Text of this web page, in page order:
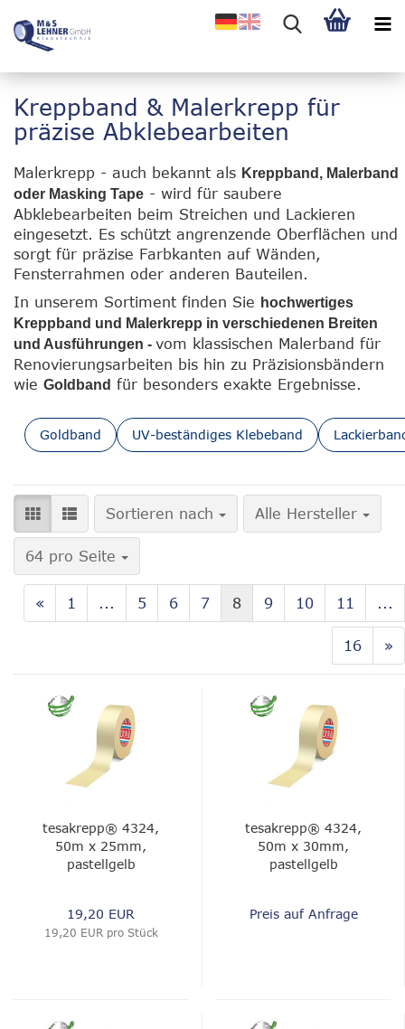
Kreppband & Malerkrepp für
präzise Abklebearbeiten
Malerkrepp - auch bekannt als Kreppband, Malerband
oder Masking Tape - wird für saubere
Abklebearbeiten beim Streichen und Lackieren
eingesetzt. Es schützt angrenzende Oberflächen und
sorgt für präzise Farbkanten auf Wänden,
Fensterrahmen oder anderen Bauteilen.
In unserem Sortiment finden Sie hochwertiges
Kreppband und Malerkrepp in verschiedenen Breiten
und Ausführungen - vom klassischen Malerband für
Renovierungsarbeiten bis hin zu Präzisionsbändern
wie Goldband für besonders exakte Ergebnisse.
Goldband UV-beständiges Klebeband
Sortieren nach
Sortieren nach Alle Hersteller
64 pro Seite
pro Seite
« 1 ... 5 6 7 8 9 10 11 ...
16 »
tesakrepp® 4324,
50m x 25mm,
pastellgelb
19,20 EUR
19,20 EUR pro Stück
tesakrepp® 4324,
50m x 30mm,
pastellgelb
Preis auf Anfrage